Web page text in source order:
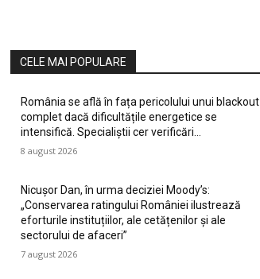
CELE MAI POPULARE
România se află în fața pericolului unui blackout
complet dacă dificultățile energetice se
intensifică. Specialiștii cer verificări…
8 august 2026
Nicușor Dan, în urma deciziei Moody’s:
„Conservarea ratingului României ilustrează
eforturile instituțiilor, ale cetățenilor și ale
sectorului de afaceri”
7 august 2026